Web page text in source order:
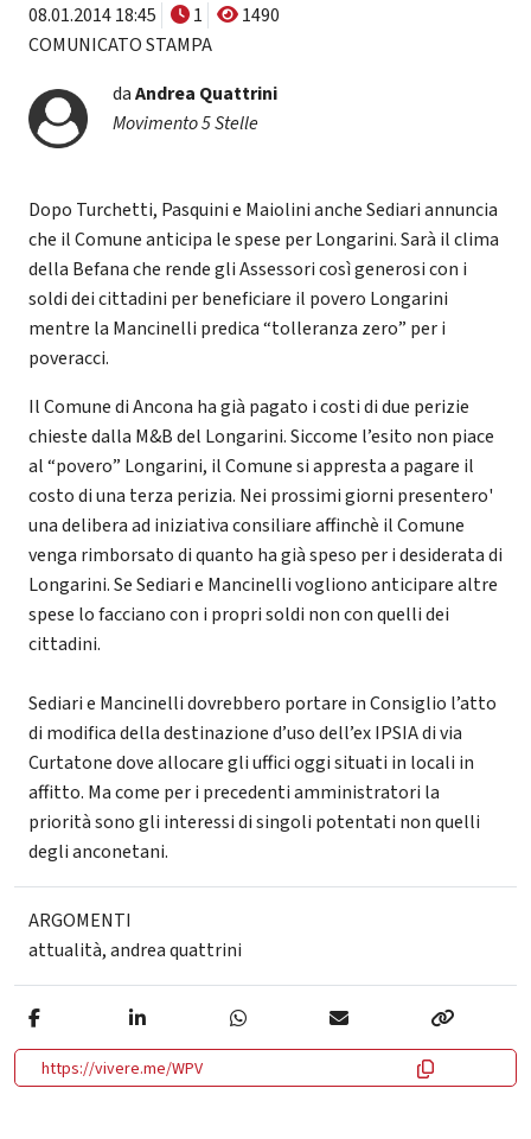
08.01.2014 18:45 1
1490
COMUNICATO STAMPA
daAndrea Quattrini
Movimento 5 Stelle
Dopo Turchetti, Pasquini e Maiolini anche Sediari annuncia
che il Comune anticipa le spese per Longarini. Sarà il clima
della Befana che rende gli Assessori così generosi con i
soldi dei cittadini per beneficiare il povero Longarini
mentre la Mancinelli predica “tolleranza zero” per i
poveracci.
Il Comune di Ancona ha già pagato i costi di due perizie
chieste dalla M&B del Longarini. Siccome l’esito non piace
al “povero” Longarini, il Comune si appresta a pagare il
costo di una terza perizia. Nei prossimi giorni presentero'
una delibera ad iniziativa consiliare affinchè il Comune
venga rimborsato di quanto ha già speso per i desiderata di
Longarini. Se Sediari e Mancinelli vogliono anticipare altre
spese lo facciano con i propri soldi non con quelli dei
cittadini.
Sediari e Mancinelli dovrebbero portare in Consiglio l’atto
di modifica della destinazione d’uso dell’ex IPSIA di via
Curtatone dove allocare gli uffici oggi situati in locali in
affitto. Ma come per i precedenti amministratori la
priorità sono gli interessi di singoli potentati non quelli
degli anconetani.
ARGOMENTI
attualità,andrea quattrini
https://vivere.me/WPV